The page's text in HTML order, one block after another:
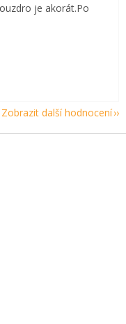
je akorát.Po
5 hvězdiček.
Zobrazit další hodnocení